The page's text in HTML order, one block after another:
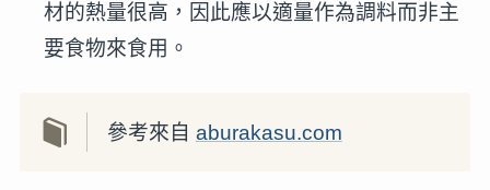
材的熱量很高，因此應以適量作為調料而非主
要食物來食用。
參考來自 aburakasu.com